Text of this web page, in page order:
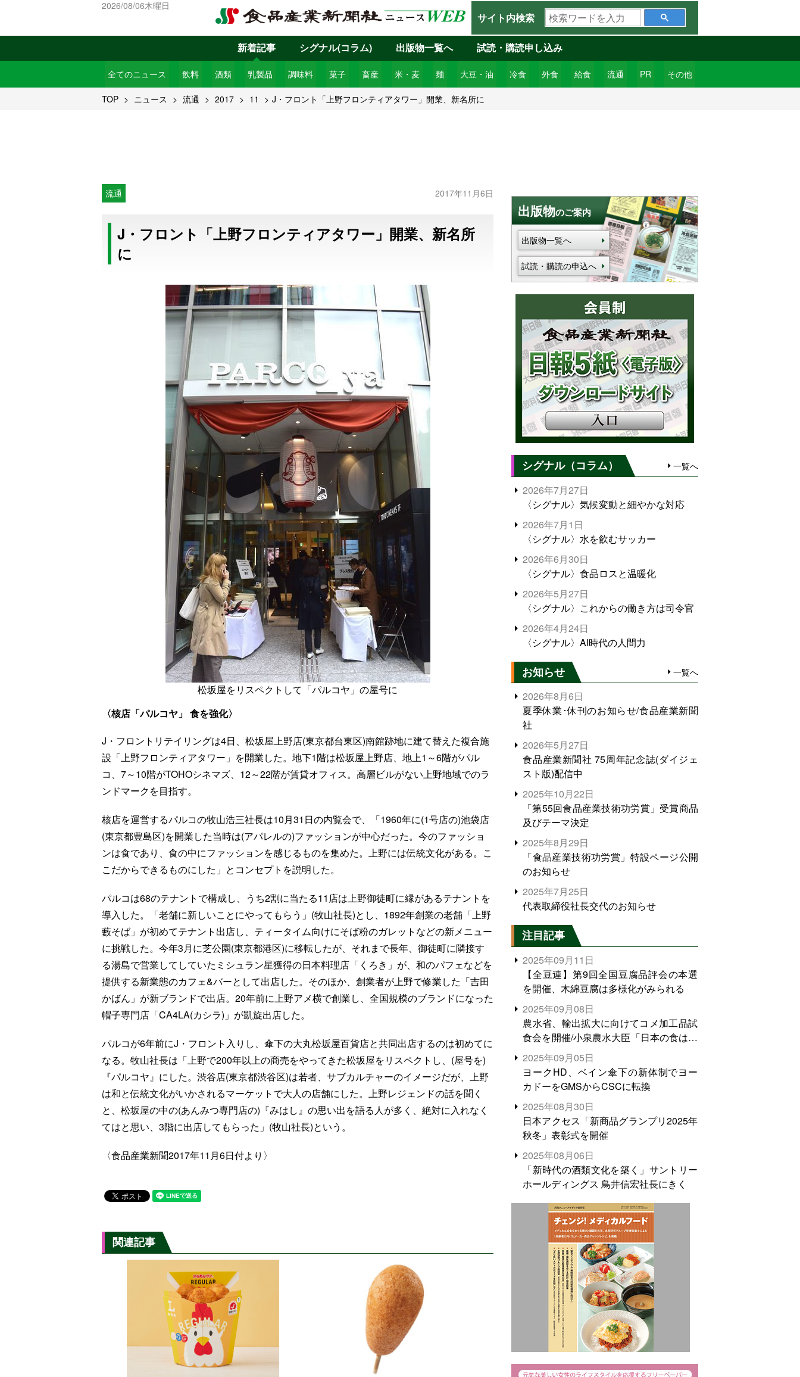
2026/08/06木曜日
サイト内検索
検
索
ワ
ー
ド
を
新着記事
全てのニュース 飲料 酒類 乳製品 調味料 菓子 畜産 米・麦 麺 大豆・油 冷食 外食 給食 流通 PR その他
シグナル(コラム) 出版物一覧へ 試読・購読申し込み
TOP ニュース 流通 2017 11 J・フロント「上野フロンティアタワー」開業、新名所に
流通 2017年11月6日
J・フロント「上野フロンティアタワー」開業、新名所
に
松坂屋をリスペクトして「パルコヤ」の屋号に
〈核店「パルコヤ」 食を強化〉
J・フロントリテイリングは4日、松坂屋上野店(東京都台東区)南館跡地に建て替えた複合施
設「上野フロンティアタワー」を開業した。地下1階は松坂屋上野店、地上1～6階がパル
コ、7～10階がTOHOシネマズ、12～22階が賃貸オフィス。高層ビルがない上野地域でのラ
ンドマークを目指す。
核店を運営するパルコの牧山浩三社長は10月31日の内覧会で、「1960年に(1号店の)池袋店
(東京都豊島区)を開業した当時は(アパレルの)ファッションが中心だった。今のファッショ
ンは食であり、食の中にファッションを感じるものを集めた。上野には伝統文化がある。こ
こだからできるものにした」とコンセプトを説明した。
パルコは68のテナントで構成し、うち2割に当たる11店は上野御徒町に縁があるテナントを
導入した。「老舗に新しいことにやってもらう」(牧山社長)とし、1892年創業の老舗「上野
藪そば」が初めてテナント出店し、ティータイム向けにそば粉のガレットなどの新メニュー
に挑戦した。今年3月に芝公園(東京都港区)に移転したが、それまで長年、御徒町に隣接す
る湯島で営業してしていたミシュラン星獲得の日本料理店「くろき」が、和のパフェなどを
提供する新業態のカフェ&バーとして出店した。そのほか、創業者が上野で修業した「吉田
かばん」が新ブランドで出店。20年前に上野アメ横で創業し、全国規模のブランドになった
帽子専門店「CA4LA(カシラ)」が凱旋出店した。
パルコが6年前にJ・フロント入りし、傘下の大丸松坂屋百貨店と共同出店するのは初めてに
なる。牧山社長は「上野で200年以上の商売をやってきた松坂屋をリスペクトし、(屋号を)
『パルコヤ』にした。渋谷店(東京都渋谷区)は若者、サブカルチャーのイメージだが、上野
は和と伝統文化がいかされるマーケットで大人の店舗にした。上野レジェンドの話を聞く
と、松坂屋の中の(あんみつ専門店の)『みはし』の思い出を語る人が多く、絶対に入れなく
てはと思い、3階に出店してもらった」(牧山社長)という。
〈食品産業新聞2017年11月6日付より〉
関連記事
出版物のご案内
出版物一覧へ
試読・購読の申込へ
シグナル（コラム） 一覧へ
2026年7月27日
〈シグナル〉気候変動と細やかな対応
2026年7月1日
〈シグナル〉水を飲むサッカー
2026年6月30日
〈シグナル〉食品ロスと温暖化
2026年5月27日
〈シグナル〉これからの働き方は司令官
2026年4月24日
〈シグナル〉AI時代の人間力
お知らせ 一覧へ
2026年8月6日
夏季休業･休刊のお知らせ/食品産業新聞
社
2026年5月27日
食品産業新聞社 75周年記念誌(ダイジェ
スト版)配信中
2025年10月22日
「第55回食品産業技術功労賞」受賞商品
及びテーマ決定
2025年8月29日
「食品産業技術功労賞」特設ページ公開
のお知らせ
2025年7月25日
代表取締役社長交代のお知らせ
注目記事
2025年09月11日
【全豆連】第9回全国豆腐品評会の本選
を開催、木綿豆腐は多様化がみられる
2025年09月08日
農水省、輸出拡大に向けてコメ加工品試
食会を開催/小泉農水大臣「日本の食は世
界でトップをとれる。米増産に向けて、
米輸出需要の拡大を」
2025年09月05日
ヨークHD、ベイン傘下の新体制でヨー
カドーをGMSからCSCに転換
2025年08月30日
日本アクセス「新商品グランプリ2025年
秋冬」表彰式を開催
2025年08月06日
「新時代の酒類文化を築く」サントリー
ホールディングス 鳥井信宏社長にきく